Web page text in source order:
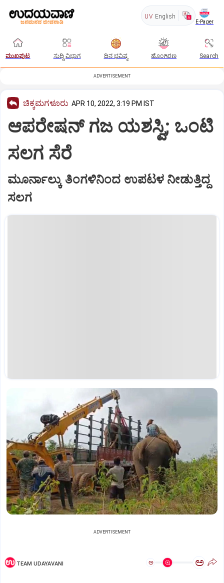
UV English
E-Paper
ಮುಖಪುಟ ಸುದ್ದಿ ವಿಭಾಗ ದಿನ ಭವಿಷ್ಯ ಹೊಂಗಿರಣ Search
ADVERTISEMENT
ಚಿಕ್ಕಮಗಳೂರು APR 10, 2022, 3:19 PM IST
ಆಪರೇಷನ್‌ ಗಜ ಯಶಸ್ವಿ; ಒಂಟಿ
ಸಲಗ ಸೆರೆ
ಮೂರ್ನಾಲ್ಕು ತಿಂಗಳಿನಿಂದ ಉಪಟಳ ನೀಡುತ್ತಿದ್ದ
ಸಲಗ
ADVERTISEMENT
TEAM UDAYAVANI ಅ ಅ